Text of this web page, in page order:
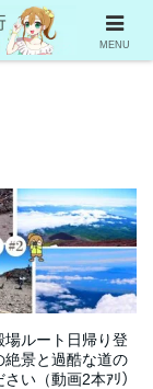
場ルート日帰り登
絶景と過酷な道の
い（動画2本ｱﾘ）
MENU